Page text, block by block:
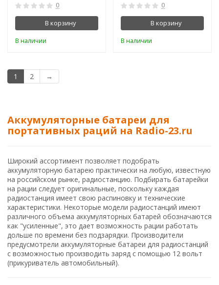
0
В корзину
В наличии
0
В корзину
В наличии
1 2 →
Аккумуляторные батареи для
портативных раций на Radio-23.ru
Широкий ассортимент позволяет подобрать
аккумуляторную батарею практически на любую, известную
на российском рынке, радиостанцию. Подбирать батарейки
на рации следует оригинальные, поскольку каждая
радиостанция имеет свою распиновку и технические
характеристики. Некоторые модели радиостанций имеют
различного объема аккумуляторных батарей обозначаются
как "усиленные", это дает возможность рации работать
дольше по времени без подзарядки. Производители
предусмотрели аккумуляторные батареи для радиостанций
с возможностью производить заряд с помощью 12 вольт
(прикуриватель автомобильный).